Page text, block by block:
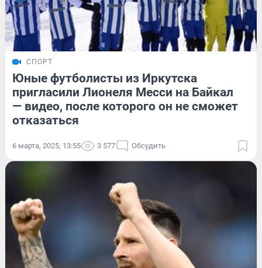
СПОРТ
Юные футболисты из Иркутска
пригласили Лионеля Месси на Байкал
— видео, после которого он не сможет
отказаться
6 марта, 2025, 13:55 3 577 Обсудить